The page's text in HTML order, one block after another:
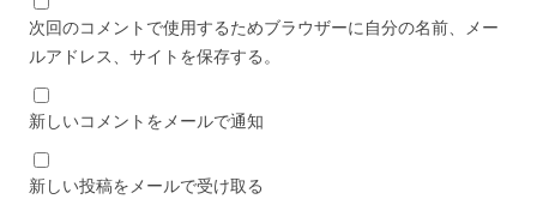
次回のコメントで使用するためブラウザーに自分の名前、メー
ルアドレス、サイトを保存する。
新しいコメントをメールで通知
新しい投稿をメールで受け取る